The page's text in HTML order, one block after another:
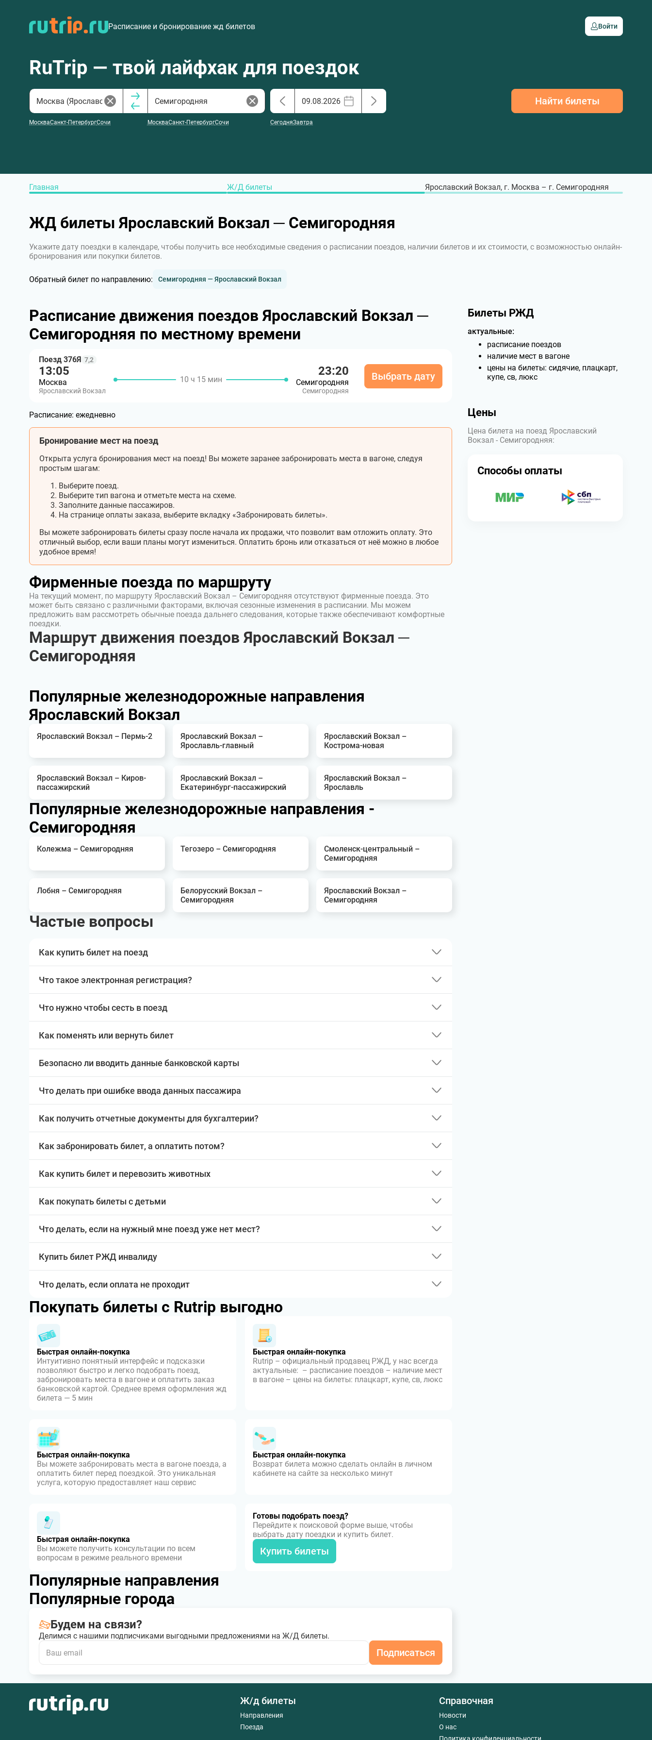
Расписание и бронирование жд билетов Войти
RuTrip — твой лайфхак для поездок
МоскваСанкт-ПетербургСочи МоскваСанкт-ПетербургСочи СегодняЗавтра
Найти билеты
Главная Ж/Д билеты Ярославский Вокзал, г. Москва – г. Семигородняя
ЖД билеты Ярославский Вокзал ─ Семигородняя
Укажите дату поездки в календаре, чтобы получить все необходимые сведения о расписании поездов, наличии билетов и их стоимости, с возможностью онлайн-
бронирования или покупки билетов.
Обратный билет по направлению: Семигородняя — Ярославский Вокзал
Расписание движения поездов Ярославский Вокзал ─
Семигородняя по местному времени
Поезд 376Я 7,2
13:05
Москва
Ярославский Вокзал
10 ч 15 мин
23:20
Семигородняя
Семигородняя
Выбрать дату
Расписание: ежедневно
Бронирование мест на поезд
Открыта услуга бронирования мест на поезд! Вы можете заранее забронировать места в вагоне, следуя
простым шагам:
Выберите поезд.
Выберите тип вагона и отметьте места на схеме.
Заполните данные пассажиров.
На странице оплаты заказа, выберите вкладку «Забронировать билеты».
Вы можете забронировать билеты сразу после начала их продажи, что позволит вам отложить оплату. Это
отличный выбор, если ваши планы могут измениться. Оплатить бронь или отказаться от неё можно в любое
удобное время!
Фирменные поезда по маршруту
На текущий момент, по маршруту Ярославский Вокзал – Семигородняя отсутствуют фирменные поезда. Это
может быть связано с различными факторами, включая сезонные изменения в расписании. Мы можем
предложить вам рассмотреть обычные поезда дальнего следования, которые также обеспечивают комфортные
поездки.
Маршрут движения поездов Ярославский Вокзал ─
Семигородняя
Популярные железнодорожные направления
Ярославский Вокзал
Ярославский Вокзал – Пермь-2
Ярославский Вокзал –
Ярославль-главный
Ярославский Вокзал –
Кострома-новая
Ярославский Вокзал – Киров-
пассажирский
Ярославский Вокзал –
Екатеринбург-пассажирский
Ярославский Вокзал –
Ярославль
Популярные железнодорожные направления -
Семигородняя
Колежма – Семигородняя Тегозеро – Семигородняя
Смоленск-центральный –
Семигородняя
Лобня – Семигородняя
Белорусский Вокзал –
Семигородняя
Ярославский Вокзал –
Семигородняя
Частые вопросы
Как купить билет на поезд
Что такое электронная регистрация?
Что нужно чтобы сесть в поезд
Как поменять или вернуть билет
Безопасно ли вводить данные банковской карты
Что делать при ошибке ввода данных пассажира
Как получить отчетные документы для бухгалтерии?
Как забронировать билет, а оплатить потом?
Как купить билет и перевозить животных
Как покупать билеты с детьми
Что делать, если на нужный мне поезд уже нет мест?
Купить билет РЖД инвалиду
Что делать, если оплата не проходит
Покупать билеты с Rutrip выгодно
Быстрая онлайн-покупка
Интуитивно понятный интерфейс и подсказки
позволяют быстро и легко подобрать поезд,
забронировать места в вагоне и оплатить заказ
банковской картой. Среднее время оформления жд
билета — 5 мин
Быстрая онлайн-покупка
Rutrip – официальный продавец РЖД, у нас всегда
актуальные: – расписание поездов – наличие мест
в вагоне – цены на билеты: плацкарт, купе, св, люкс
Быстрая онлайн-покупка
Вы можете забронировать места в вагоне поезда, а
оплатить билет перед поездкой. Это уникальная
услуга, которую предоставляет наш сервис
Быстрая онлайн-покупка
Возврат билета можно сделать онлайн в личном
кабинете на сайте за несколько минут
Быстрая онлайн-покупка
Вы можете получить консультации по всем
вопросам в режиме реального времени
Готовы подобрать поезд?
Перейдите к поисковой форме выше, чтобы
выбрать дату поездки и купить билет.
Купить билеты
Популярные направления
Популярные города
Будем на связи?
Делимся с нашими подписчиками выгодными предложениями на Ж/Д билеты.
Подписаться
Билеты РЖД
актуальные:
расписание поездов
наличие мест в вагоне
цены на билеты: сидячие, плацкарт,
купе, св, люкс
Цены
Цена билета на поезд Ярославский
Вокзал - Семигородняя:
Способы оплаты
Ж/д билеты
Направления
Поезда
Справочная
Новости
О нас